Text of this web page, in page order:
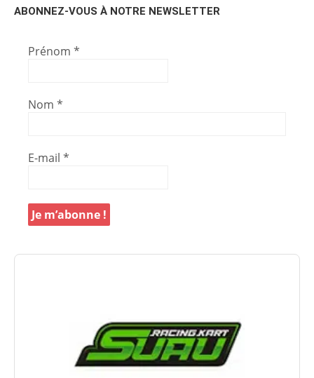
ABONNEZ-VOUS À NOTRE NEWSLETTER
Prénom *
Nom *
E-mail *